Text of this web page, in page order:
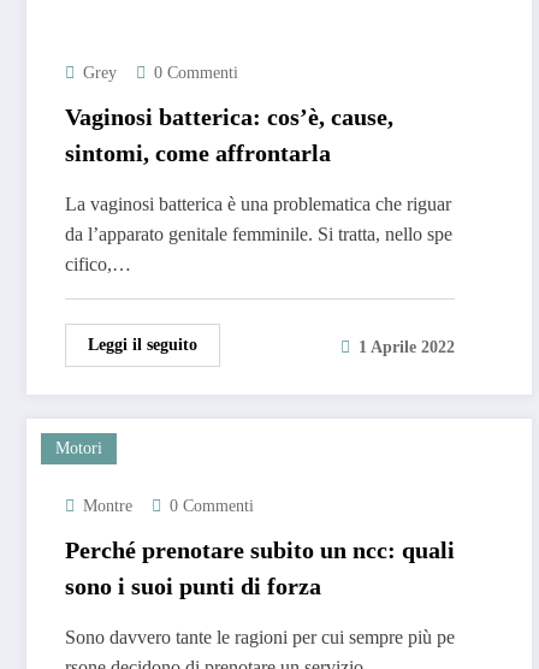
Grey 0 Commenti
Vaginosi batterica: cos’è, cause,
sintomi, come affrontarla
La vaginosi batterica è una problematica che riguar
da l’apparato genitale femminile. Si tratta, nello spe
cifico,…
Leggi il seguito 1 Aprile 2022
Motori
Montre 0 Commenti
Perché prenotare subito un ncc: quali
sono i suoi punti di forza
Sono davvero tante le ragioni per cui sempre più pe